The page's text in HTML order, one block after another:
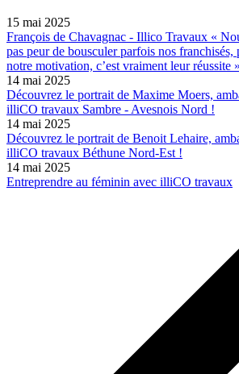
15 mai 2025
François de Chavagnac - Illico Travaux «
pas peur de bousculer parfois nos franchisés,
notre motivation, c’est vraiment leur réussite »
14 mai 2025
Découvrez le portrait de Maxime Moers,
illiCO travaux Sambre - Avesnois Nord !
14 mai 2025
Découvrez le portrait de Benoit Lehaire,
illiCO travaux Béthune Nord-Est !
14 mai 2025
Entreprendre au féminin avec illiCO travaux